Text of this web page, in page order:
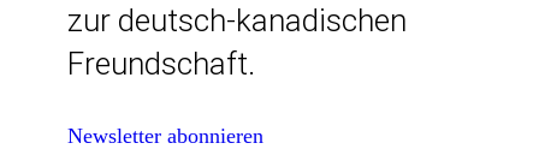
zur deutsch-kanadischen
Freundschaft.
Newsletter abonnieren